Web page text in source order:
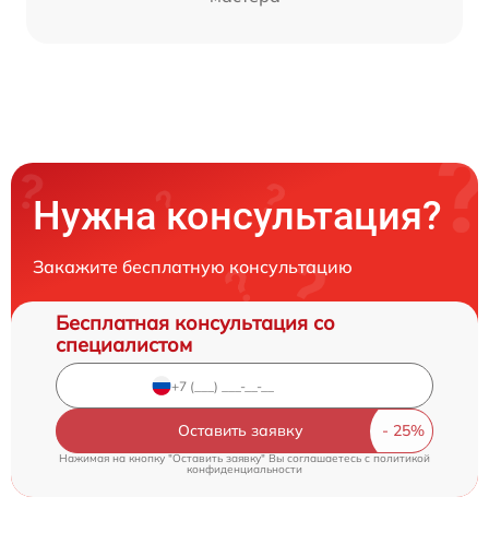
Нужна консультация?
Закажите бесплатную консультацию
Бесплатная консультация со
специалистом
Оставить заявку
Нажимая на кнопку "Оставить заявку" Вы соглашаетесь cполитикой
конфиденциальности